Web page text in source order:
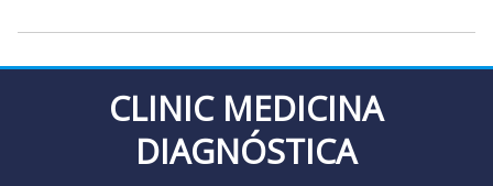
CLINIC MEDICINA
DIAGNÓSTICA